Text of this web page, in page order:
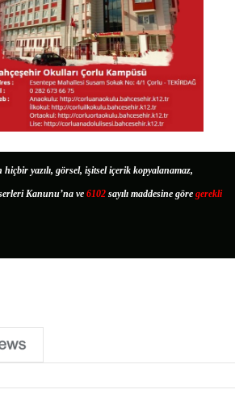
hiçbir yazılı, görsel, işitsel içerik kopyalanamaz,
Kanunu’na ve 6102 sayılı maddesine göre gerekli